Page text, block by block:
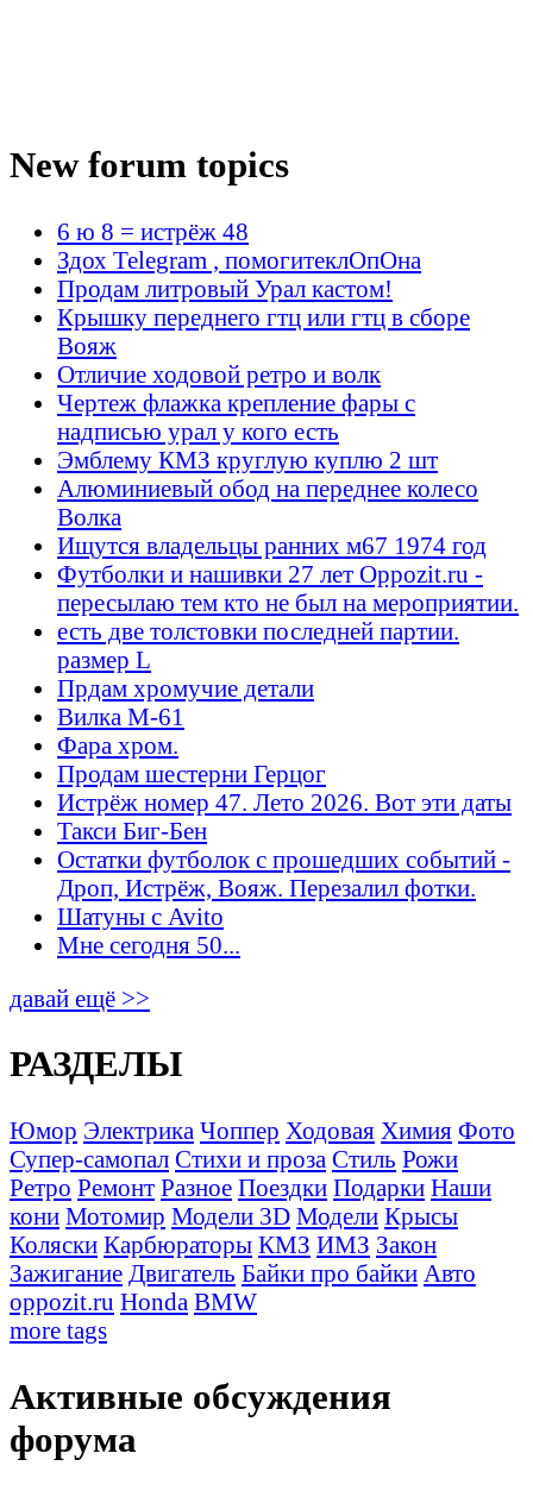
New forum topics
6 ю 8 = истрёж 48
Здох Telegram , помогитеклОпОна
Продам литровый Урал кастом!
Крышку переднего гтц или гтц в сборе
Вояж
Отличие ходовой ретро и волк
Чертеж флажка крепление фары с
надписью урал у кого есть
Эмблему КМЗ круглую куплю 2 шт
Алюминиевый обод на переднее колесо
Волка
Ищутся владельцы ранних м67 1974 год
Футболки и нашивки 27 лет Oppozit.ru -
пересылаю тем кто не был на мероприятии.
есть две толстовки последней партии.
размер L
Прдам хромучие детали
Вилка М-61
Фара хром.
Продам шестерни Герцог
Истрёж номер 47. Лето 2026. Вот эти даты
Такси Биг-Бен
Остатки футболок с прошедших событий -
Дроп, Истрёж, Вояж. Перезалил фотки.
Шатуны с Avito
Мне сегодня 50...
давай ещё >>
РАЗДЕЛЫ
Юмор Электрика Чоппер Ходовая Химия Фото
Супер-самопал Стихи и проза Стиль Рожи
Ретро Ремонт Разное Поездки Подарки Наши
кони Мотомир Модели 3D Модели Крысы
Коляски Карбюраторы КМЗ ИМЗ Закон
Зажигание Двигатель Байки про байки Авто
oppozit.ru Honda BMW
more tags
Активные обсуждения
форума